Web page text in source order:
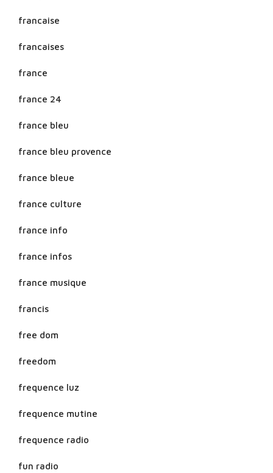
francaise
francaises
france
france 24
france bleu
france bleu provence
france bleue
france culture
france info
france infos
france musique
francis
free dom
freedom
frequence luz
frequence mutine
frequence radio
fun radio